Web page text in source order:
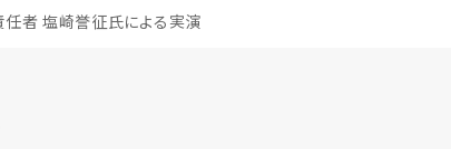
者 塩崎誉征氏による実演